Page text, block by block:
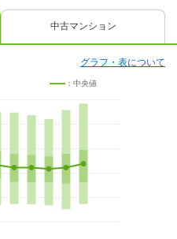
中古マンション
グラフ・表について
：中央値